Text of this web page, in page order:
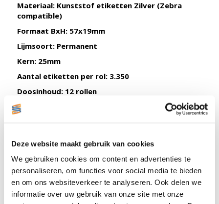
Deze website maakt gebruik van cookies
We gebruiken cookies om content en advertenties te
personaliseren, om functies voor social media te bieden
en om ons websiteverkeer te analyseren. Ook delen we
informatie over uw gebruik van onze site met onze
Materiaal: Kunststof etiketten Zilver (Zebra
compatible)
Formaat BxH: 57x19mm
Lijmsoort: Permanent
Kern: 25mm
Aantal etiketten per rol: 3.350
Doosinhoud: 12 rollen
Roldiameter: 102mm
bestellen!